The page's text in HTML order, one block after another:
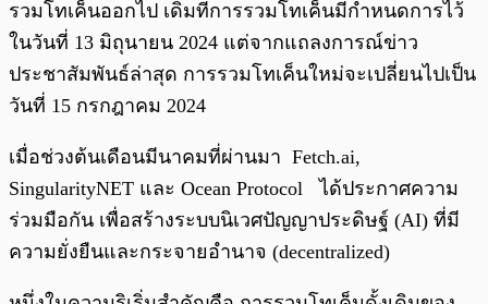
รวมโทเค็นออกไป เดิมทีการรวมโทเค็นมีกำหนดการไว้
ในวันที่ 13 มิถุนายน 2024 แต่จากแถลงการณ์ข่าว
ประชาสัมพันธ์ล่าสุด การรวมโทเค็นใหม่จะเปลี่ยนไปเป็น
วันที่ 15 กรกฎาคม 2024
เมื่อช่วงต้นเดือนมีนาคมที่ผ่านมา Fetch.ai,
SingularityNET และ Ocean Protocol ได้ประกาศความ
ร่วมมือกัน เพื่อสร้างระบบนิเวศปัญญาประดิษฐ์ (AI) ที่มี
ความยั่งยืนและกระจายอำนาจ (decentralized)